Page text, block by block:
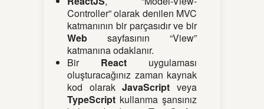
Controller” olarak denilen MVC
katmanının bir parçasıdır ve bir
Web sayfasının “View”
katmanına odaklanır.
Bir React uygulaması
oluşturacağınız zaman kaynak
kod olarakJavaScript veya
TypeScript kullanma şansınız